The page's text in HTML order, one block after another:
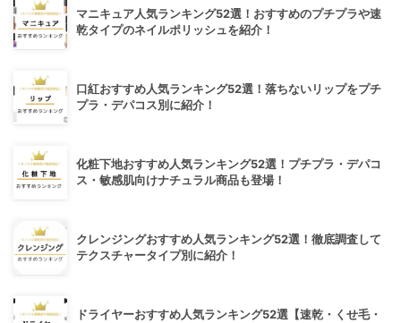
マニキュア人気ランキング52選！おすすめのプチプラや速
乾タイプのネイルポリッシュを紹介！
口紅おすすめ人気ランキング52選！落ちないリップをプチ
プラ・デパコス別に紹介！
化粧下地おすすめ人気ランキング52選！プチプラ・デパコ
ス・敏感肌向けナチュラル商品も登場！
クレンジングおすすめ人気ランキング52選！徹底調査して
テクスチャータイプ別に紹介！
ドライヤーおすすめ人気ランキング52選【速乾・くせ毛・